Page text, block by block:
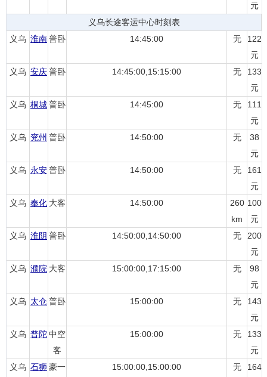
元
义乌长途客运中心时刻表
义乌 淮南普卧 14:45:00 无
122
元
义乌 安庆普卧 14:45:00,15:15:00 无
133
元
义乌 桐城普卧 14:45:00 无
111
元
义乌 兖州 普卧 14:50:00 无
38
元
义乌 永安普卧 14:50:00 无
161
元
义乌 奉化 大客 14:50:00
260
km
100
元
义乌 淮阴 普卧 14:50:00,14:50:00 无
200
元
义乌 濮院 大客 15:00:00,17:15:00 无
98
元
义乌 太仓普卧 15:00:00 无
143
元
义乌 普陀中空
客
15:00:00 无
133
元
义乌 石狮 豪一 15:00:00,15:00:00 无
164